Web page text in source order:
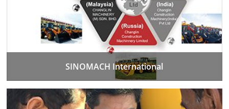
SINOMACH International